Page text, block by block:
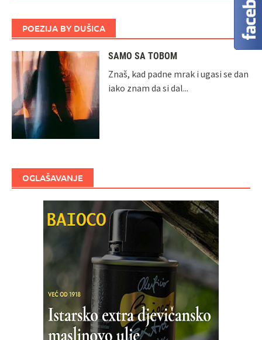
POEZIJA BY DUŠICA
SAMO SA TOBOM
Znaš, kad padne mrak i ugasi se dan
iako znam da si dal...
OGLAŠAVANJE